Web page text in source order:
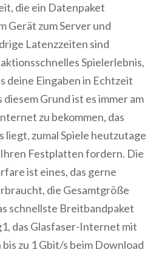
die ein Datenpaket
Gerät zum Server und
Latenzzeiten sind
Spielerlebnis,
deine Eingaben in Echtzeit
Grund ist es immer am
zu bekommen, das
zumal Spiele heutzutage
Festplatten fordern. Die
ist eines, das gerne
die Gesamtgröße
schnellste Breitbandpaket
das Glasfaser-Internet mit
zu 1 Gbit/s beim Download